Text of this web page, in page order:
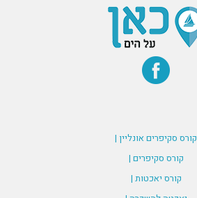
קורס סקיפרים אונליין |
קורס סקיפרים |
קורס יאכטות |